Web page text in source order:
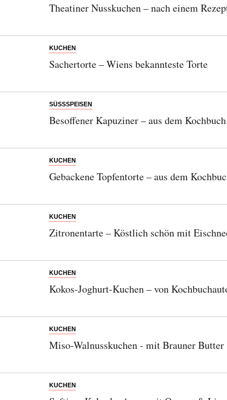
Theatiner Nusskuchen – nach einem
KUCHEN
Sachertorte – Wiens bekannteste Torte
SÜSSSPEISEN
Besoffener Kapuziner – aus dem
KUCHEN
Gebackene Topfentorte – aus dem
KUCHEN
Zitronentarte – Köstlich schön mit
KUCHEN
Kokos-Joghurt-Kuchen – von
KUCHEN
Miso-Walnusskuchen - mit Brauner Butter
KUCHEN